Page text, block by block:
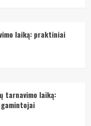
laiką: praktiniai
tarnavimo laiką: